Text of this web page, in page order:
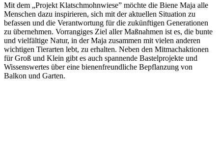
Mit dem „Projekt Klatschmohnwiese” möchte die Biene Maja alle
Menschen dazu inspirieren, sich mit der aktuellen Situation zu
befassen und die Verantwortung für die zukünftigen Generationen
zu übernehmen. Vorrangiges Ziel aller Maßnahmen ist es, die bunte
und vielfältige Natur, in der Maja zusammen mit vielen anderen
wichtigen Tierarten lebt, zu erhalten. Neben den Mitmachaktionen
für Groß und Klein gibt es auch spannende Bastelprojekte und
Wissenswertes über eine bienenfreundliche Bepflanzung von
Balkon und Garten.